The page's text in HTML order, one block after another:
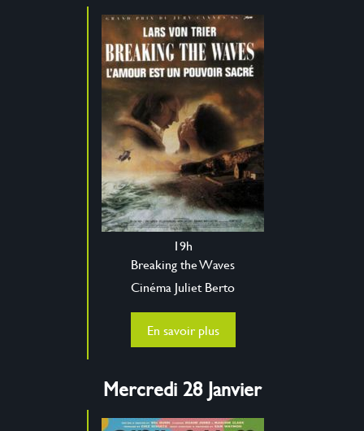
19h
Breaking the Waves
Cinéma Juliet Berto
En savoir plus
Mercredi 28 Janvier